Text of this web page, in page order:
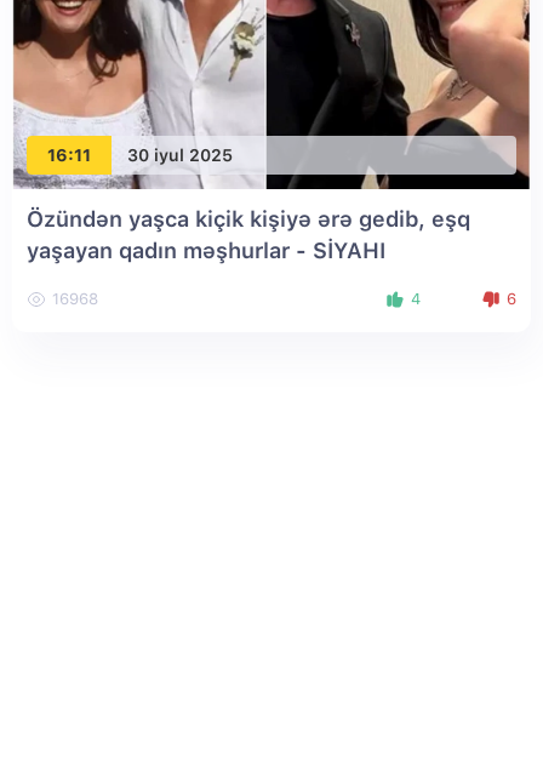
16:11 30 iyul 2025
Özündən yaşca kiçik kişiyə ərə gedib, eşq
yaşayan qadın məşhurlar - SİYAHI
16968 4 6